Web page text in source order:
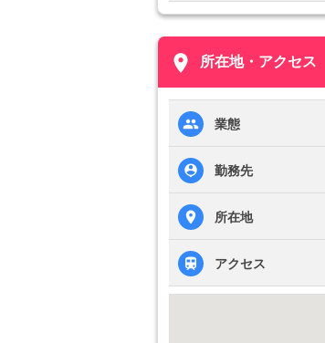
place 所在地・アクセス
業態
勤務先
所在地
アクセス